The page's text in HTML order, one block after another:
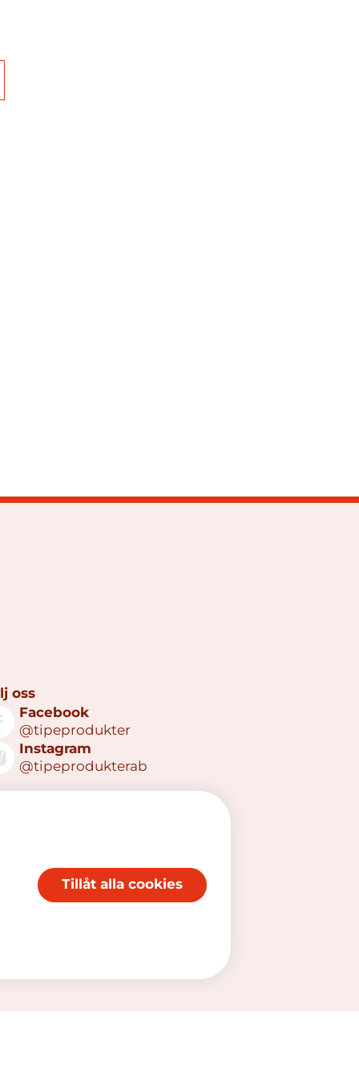
oss
Facebook
@tipeprodukter
Instagram
@tipeprodukterab
Tillåt alla cookies